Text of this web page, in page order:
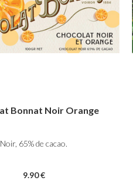
Bonnat Noir Orange
Noir, 65% de cacao.
9.90€